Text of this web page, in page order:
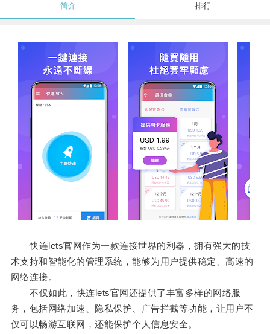
简介 排行
快连lets官网作为一款连接世界的利器，拥有强大的技
术支持和智能化的管理系统，能够为用户提供稳定、高速的
网络连接。
不仅如此，快连lets官网还提供了丰富多样的网络服
务，包括网络加速、隐私保护、广告拦截等功能，让用户不
仅可以畅游互联网，还能保护个人信息安全。